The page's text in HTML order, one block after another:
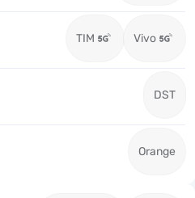
TIM Vivo
DST
Orange